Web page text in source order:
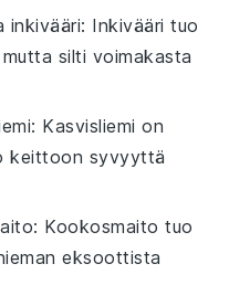
inkivääri: Inkivääri tuo
silti voimakasta
: Kasvisliemi on
keittoon syvyyttä
: Kookosmaito tuo
eksoottista